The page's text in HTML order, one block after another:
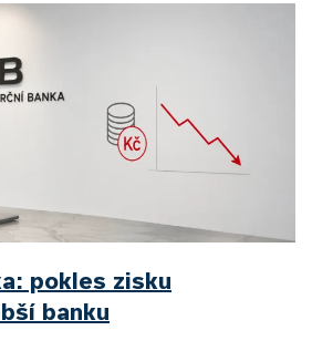
pokles zisku
banku